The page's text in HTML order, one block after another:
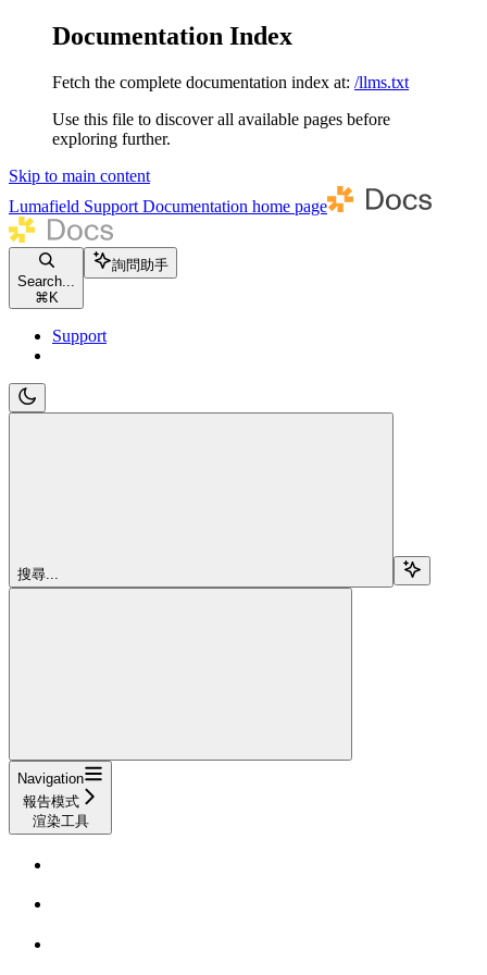
Documentation Index
Fetch the complete documentation index at: /llms.txt
Use this file to discover all available pages before
exploring further.
Skip to main content
Lumafield Support Documentation home page
Search...
⌘ K
詢問助手
Support
搜尋...
Navigation
報告模式
渲染工具